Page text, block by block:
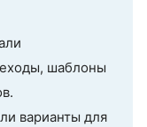
шаблоны
варианты для